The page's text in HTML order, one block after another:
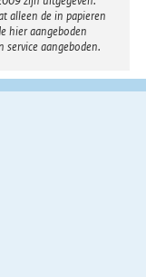
alleen de in papieren
hier aangeboden
service aangeboden.